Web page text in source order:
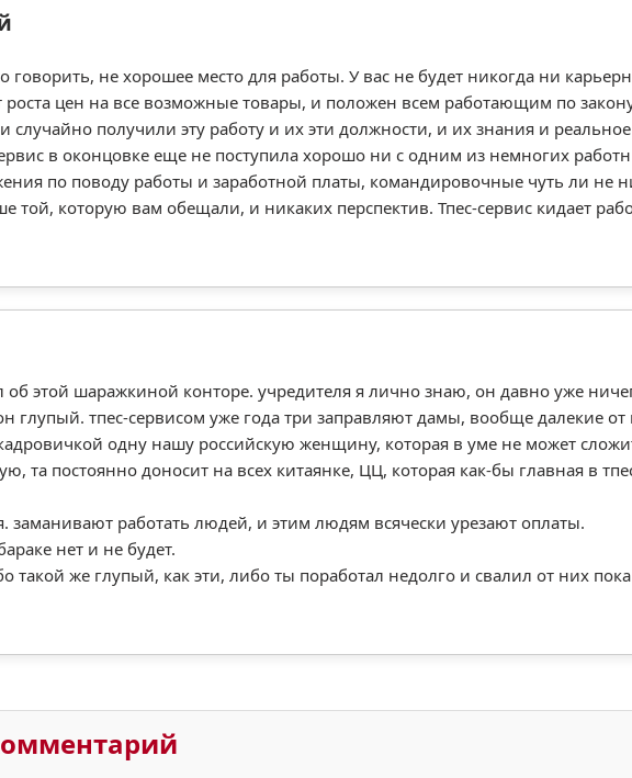
говорить, не хорошее место для работы. У вас не будет никогда ни
роста цен на все возможные товары, и положен всем работающим по
случайно получили эту работу и их эти должности, и их знания и
в оконцовке еще не поступила хорошо ни с одним из немногих
по поводу работы и заработной платы, командировочные чуть ли не
той, которую вам обещали, и никаких перспектив. Тпес-сервис кидает
об этой шаражкиной конторе. учредителя я лично знаю, он давно уже
глупый. тпес-сервисом уже года три заправляют дамы, вообще далекие от
одну нашу российскую женщину, которая в уме не может
та постоянно доносит на всех китаянке, ЦЦ, которая как-бы главная в
заманивают работать людей, и этим людям всячески урезают оплаты.
нет и не будет.
такой же глупый, как эти, либо ты поработал недолго и свалил от них